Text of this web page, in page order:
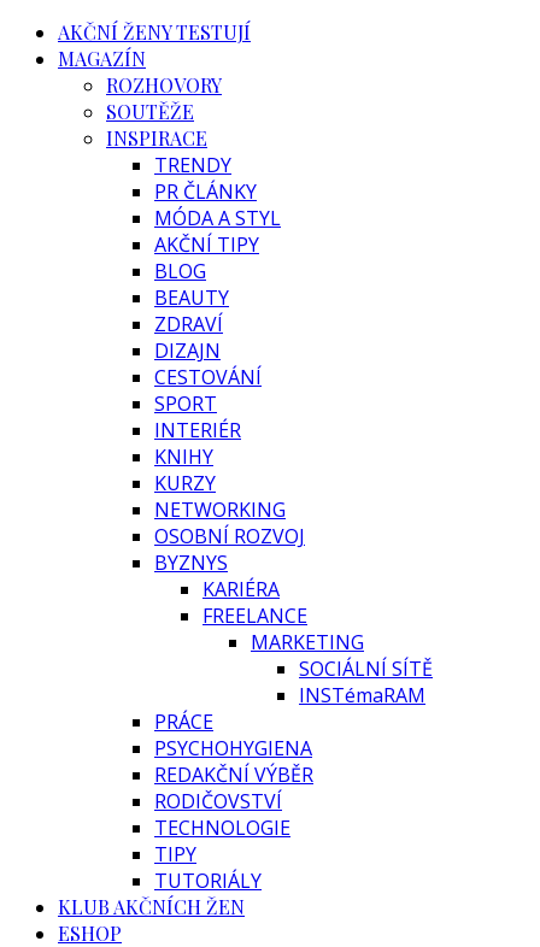
AKČNÍ ŽENY TESTUJÍ
MAGAZÍN
ROZHOVORY
SOUTĚŽE
INSPIRACE
TRENDY
PR ČLÁNKY
MÓDA A STYL
AKČNÍ TIPY
BLOG
BEAUTY
ZDRAVÍ
DIZAJN
CESTOVÁNÍ
SPORT
INTERIÉR
KNIHY
KURZY
NETWORKING
OSOBNÍ ROZVOJ
BYZNYS
KARIÉRA
FREELANCE
MARKETING
SOCIÁLNÍ SÍTĚ
INSTémaRAM
PRÁCE
PSYCHOHYGIENA
REDAKČNÍ VÝBĚR
RODIČOVSTVÍ
TECHNOLOGIE
TIPY
TUTORIÁLY
KLUB AKČNÍCH ŽEN
ESHOP